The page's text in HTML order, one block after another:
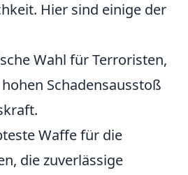
Hier sind einige der
Wahl für Terroristen,
Schadensausstoß
Waffe für die
die zuverlässige